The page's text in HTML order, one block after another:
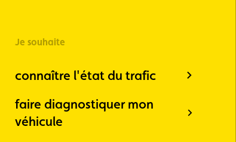
Je souhaite
connaître l'état du trafic
faire diagnostiquer mon
véhicule